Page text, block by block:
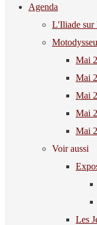
Agenda
L'Iliade sur
Mai
Mai
Mai
Mai
Mai
Voir aussi
Les